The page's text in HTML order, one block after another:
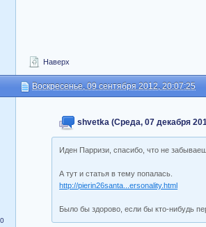
Наверх
Воскресенье, 09 сентября 2012, 20:07:25
shvetka (Среда, 07 декабря
Иден Парризи, спасибо, что не
А тут и статья в тему попалась.
http://pierin26santa...ersonality.html
Было бы здорово, если бы кто-нибудь